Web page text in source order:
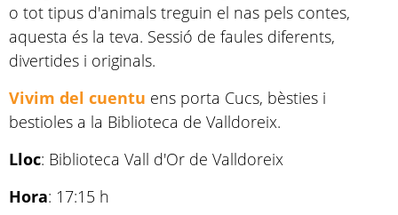
o tot tipus d'animals treguin el nas pels contes,
aquesta és la teva. Sessió de faules diferents,
divertides i originals.
Vivim del cuentu ens porta Cucs, bèsties i
bestioles a la Biblioteca de Valldoreix.
Lloc: Biblioteca Vall d'Or de Valldoreix
Hora: 17:15 h